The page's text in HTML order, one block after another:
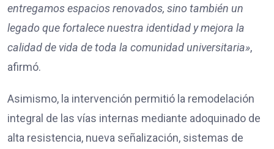
entregamos espacios renovados, sino también un
legado que fortalece nuestra identidad y mejora la
calidad de vida de toda la comunidad universitaria»,
afirmó.
Asimismo, la intervención permitió la remodelación
integral de las vías internas mediante adoquinado de
alta resistencia, nueva señalización, sistemas de